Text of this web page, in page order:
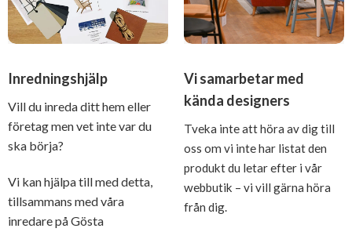
Inredningshjälp
Vill du inreda ditt hem eller
företag men vet inte var du
ska börja?
Vi kan hjälpa till med detta,
tillsammans med våra
inredare på Gösta
Vi samarbetar med
kända designers
Tveka inte att höra av dig till
oss om vi inte har listat den
produkt du letar efter i vår
webbutik – vi vill gärna höra
från dig.